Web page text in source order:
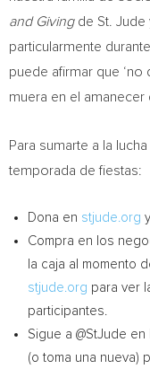
and Givingde St. Jude
particularmente
puede afirmar que
muera en el amanecer
Para sumarte a la
temporada de fiestas:
Dona en stjude.org
Compra en los
la caja al momento
stjude.org para ver
participantes.
Sigue a @StJude
(o toma una nueva)